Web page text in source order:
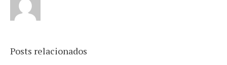
Posts relacionados